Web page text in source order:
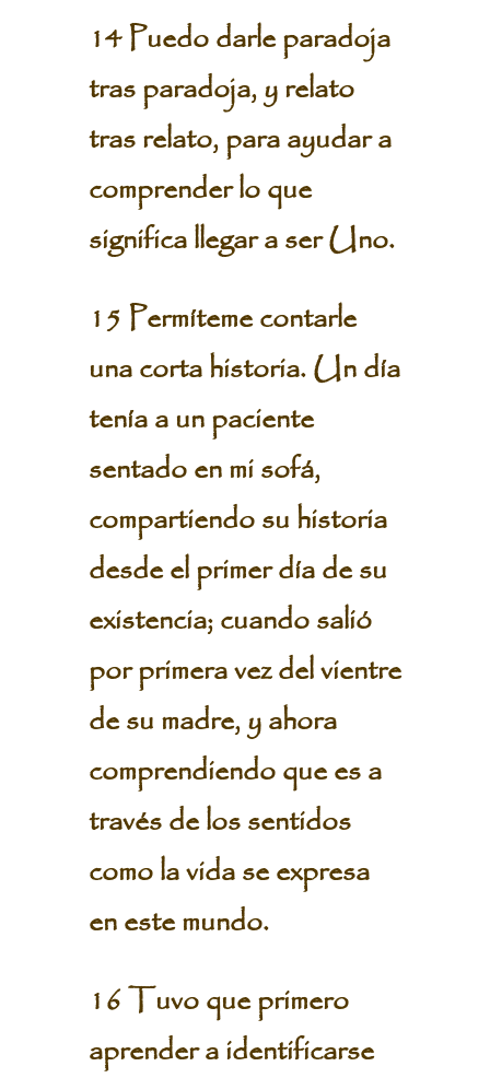
14 Puedo darle paradoja
tras paradoja, y relato
tras relato, para ayudar a
comprender lo que
significa llegar a ser Uno.
15 Permíteme contarle
una corta historia. Un día
tenía a un paciente
sentado en mi sofá,
compartiendo su historia
desde el primer día de su
existencia; cuando salió
por primera vez del vientre
de su madre, y ahora
comprendiendo que es a
través de los sentidos
como la vida se expresa
en este mundo.
16 Tuvo que primero
aprender a identificarse